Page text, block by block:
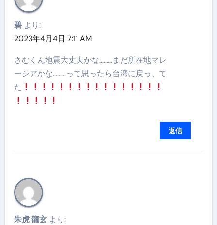
碧 より:
2023年4月4日 7:11 AM
さむくん地震大丈夫かな………まだ所在地マレ
ーシアかな………って思ったら台湾に戻っ、て
た
返信
朱虎 龍玄 より: